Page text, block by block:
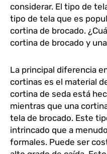
considerar. El tipo de
tipo de tela que es
cortina de brocado.
cortina de brocado y
La principal diferencia
cortinas es el material
cortina de seda está
mientras que una
tela de brocado. Este
intrincado que a
formales. Puede ser